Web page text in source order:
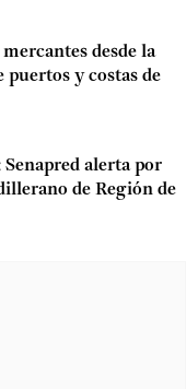
desde la
puertos y costas de
alerta por
de Región de